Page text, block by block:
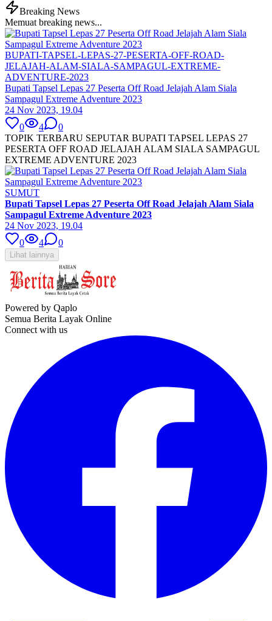
Breaking News
Memuat breaking news...
BUPATI-TAPSEL-LEPAS-27-PESERTA-OFF-ROAD-
JELAJAH-ALAM-SIALA-SAMPAGUL-EXTREME-
ADVENTURE-2023
Bupati Tapsel Lepas 27 Peserta Off Road Jelajah Alam Siala
Sampagul Extreme Adventure 2023
24 Nov 2023, 19.04
0
4
0
TOPIK TERBARU SEPUTAR BUPATI TAPSEL LEPAS 27
PESERTA OFF ROAD JELAJAH ALAM SIALA SAMPAGUL
EXTREME ADVENTURE 2023
SUMUT
Bupati Tapsel Lepas 27 Peserta Off Road Jelajah Alam Siala
Sampagul Extreme Adventure 2023
24 Nov 2023, 19.04
0
4 0
Lihat lainnya
Powered by Qaplo
Semua Berita Layak Online
Connect with us